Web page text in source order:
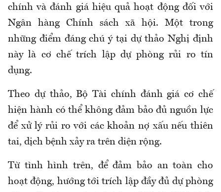
chính và đánh giá hiệu quả hoạt động đối với
Ngân hàng Chính sách xã hội. Một trong
những điểm đáng chú ý tại dự thảo Nghị định
này là cơ chế trích lập dự phòng rủi ro tín
dụng.
Theo dự thảo, Bộ Tài chính đánh giá cơ chế
hiện hành có thể không đảm bảo đủ nguồn lực
để xử lý rủi ro với các khoản nợ xấu nếu thiên
tai, dịch bệnh xảy ra trên diện rộng.
Từ tình hình trên, để đảm bảo an toàn cho
hoạt động, hướng tới trích lập đầy đủ dự phòng